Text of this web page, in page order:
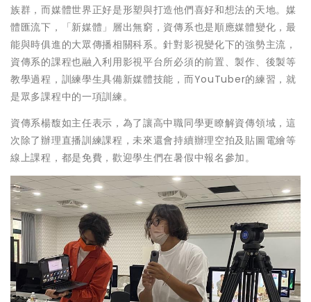
族群，而媒體世界正好是形塑與打造他們喜好和想法的天地。媒
體匯流下，「新媒體」層出無窮，資傳系也是順應媒體變化，最
能與時俱進的大眾傳播相關科系。針對影視變化下的強勢主流，
資傳系的課程也融入利用影視平台所必須的前置、製作、後製等
教學過程，訓練學生具備新媒體技能，而YouTuber的練習，就
是眾多課程中的一項訓練。
資傳系楊馥如主任表示，為了讓高中職同學更瞭解資傳領域，這
次除了辦理直播訓練課程，未來還會持續辦理空拍及貼圖電繪等
線上課程，都是免費，歡迎學生們在暑假中報名參加。